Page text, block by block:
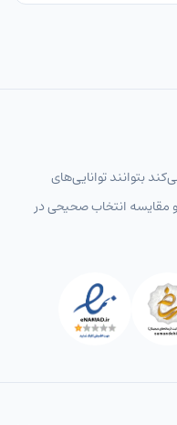
بتوانند توانایی‌های
و مقایسه انتخاب‌ صحیحی در